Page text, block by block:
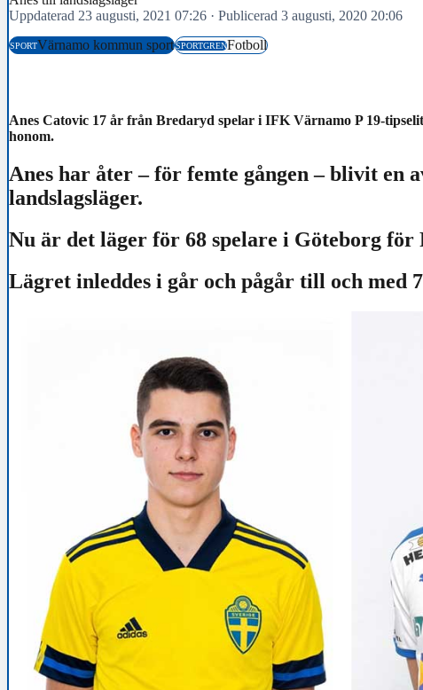
Uppdaterad 23 augusti, 2021 07:26 · Publicerad 3 augusti, 2020 20:06
SPORTVärnamo kommun sportSPORTGRENFotboll
Anes Catovic 17 år från Bredaryd spelar i IFK Värnamo P 19-
honom.
Anes har åter – för femte gången – blivit en
landslagsläger.
Nu är det läger för 68 spelare i Göteborg för
Lägret inleddes i går och pågår till och med